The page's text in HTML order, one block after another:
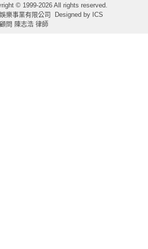
© 1999-2026 All rights reserved.
樂事業有限公司
Designed by ICS
問 陳志浩 律師